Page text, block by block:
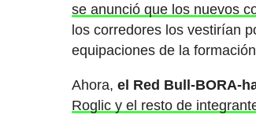
se anunció que los nuevos
los corredores los vestirían
equipaciones de la
Ahora,el Red Bull-BORA-
Roglic y el resto de